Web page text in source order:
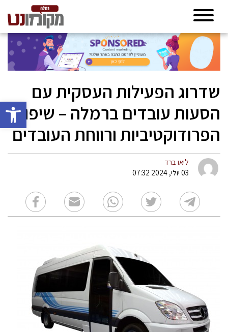
פתח
שדרוג הפעילות העסקית עם
הסעות עובדים ברמלה – שיפור
הפרודוקטיביות ורווחת העובדים
ליאו ברד
03 יולי, 2024 07:32